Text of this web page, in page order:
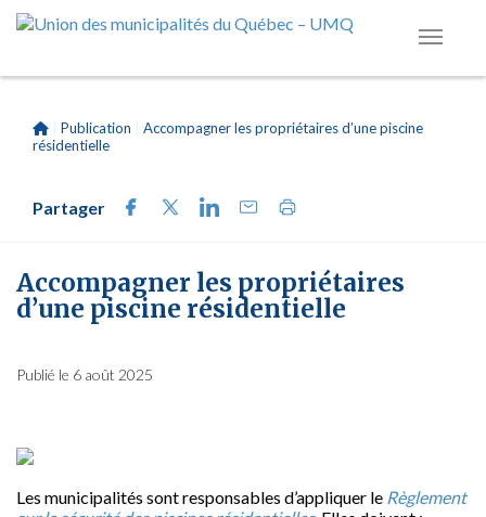
Publication
Accompagner les propriétaires d’une piscine
résidentielle
Partager
Accompagner les propriétaires
d’une piscine résidentielle
Publié le 6 août 2025
Les municipalités sont responsables d’appliquer le Règlement